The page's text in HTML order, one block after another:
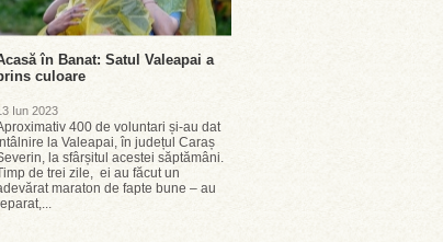
în Banat: Satul Valeapai a
culoare
Iun 2023
400 de voluntari și-au dat
la Valeapai, în județul Caraș
la sfârșitul acestei săptămâni.
de trei zile, ei au făcut un
maraton de fapte bune – au